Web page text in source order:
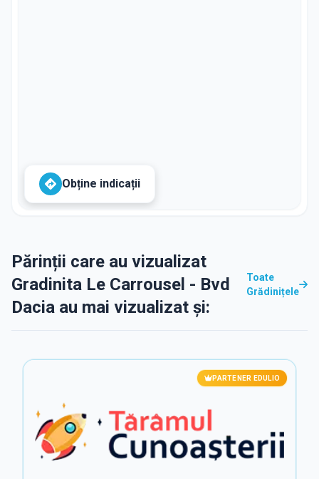
Obține indicații
Părinții care au vizualizat
Gradinita Le Carrousel - Bvd
Dacia au mai vizualizat și:
Toate
Grădinițele
PARTENER EDULIO